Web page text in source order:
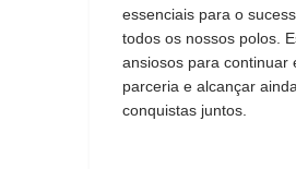
essenciais para o
todos os nossos polos.
ansiosos para continuar
parceria e alcançar
conquistas juntos.